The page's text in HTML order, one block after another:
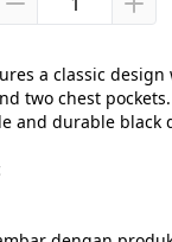
a classic
two chest
and durable black